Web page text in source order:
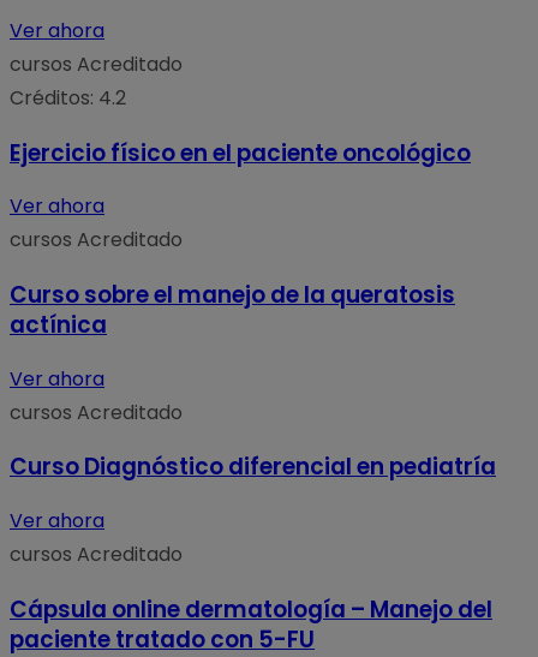
Ver ahora
cursos Acreditado
Créditos: 4.2
Ejercicio físico en el paciente oncológico
Ver ahora
cursos Acreditado
Curso sobre el manejo de la queratosis
actínica
Ver ahora
cursos Acreditado
Curso Diagnóstico diferencial en pediatría
Ver ahora
cursos Acreditado
Cápsula online dermatología – Manejo del
paciente tratado con 5-FU